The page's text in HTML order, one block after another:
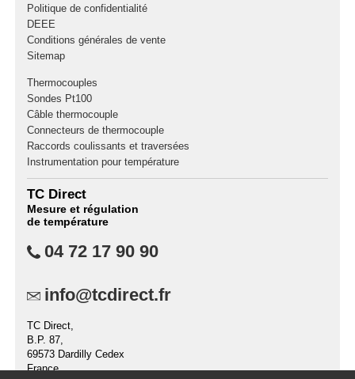
Politique de confidentialité
DEEE
Conditions générales de vente
Sitemap
Thermocouples
Sondes Pt100
Câble thermocouple
Connecteurs de thermocouple
Raccords coulissants et traversées
Instrumentation pour température
TC Direct
Mesure et régulation
de température
04 72 17 90 90
info@tcdirect.fr
TC Direct,
B.P. 87,
69573 Dardilly Cedex
France